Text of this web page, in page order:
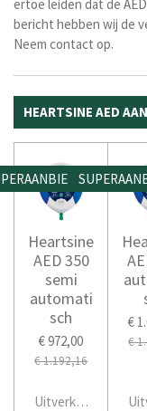
ertoe leiden dat de
bericht hebben wij de
Neem contact op.
HEARTSINE AED
Heartsine
AED 350
semi
automati
sch
€ 972,00
€ 1.192,16
Uitverkocht
€
€